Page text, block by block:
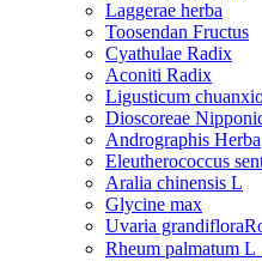
Laggerae herba
Toosendan Fructus
Cyathulae Radix
Aconiti Radix
Ligusticum
Dioscoreae
Andrographis Herba
Eleutherococcus
Aralia chinensis L
Glycine max
Uvaria
Rheum palmatum L